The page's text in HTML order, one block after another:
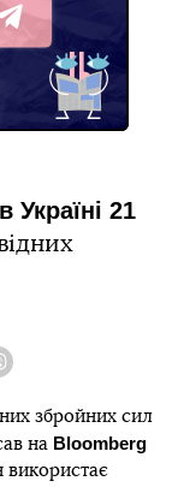
Україні 21
збройних сил
на Bloomberg
використає